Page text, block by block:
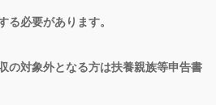
る必要があります。
の対象外となる方は扶養親族等申告書